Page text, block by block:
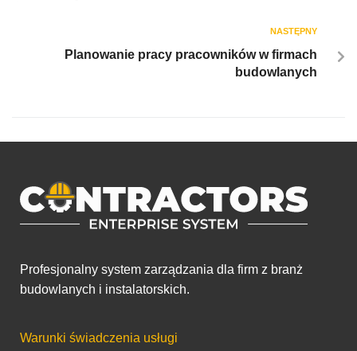
NASTĘPNY
Planowanie pracy pracowników w firmach
budowlanych
Profesjonalny system zarządzania dla firm z branż
budowlanych i instalatorskich.
Warunki świadczenia usługi